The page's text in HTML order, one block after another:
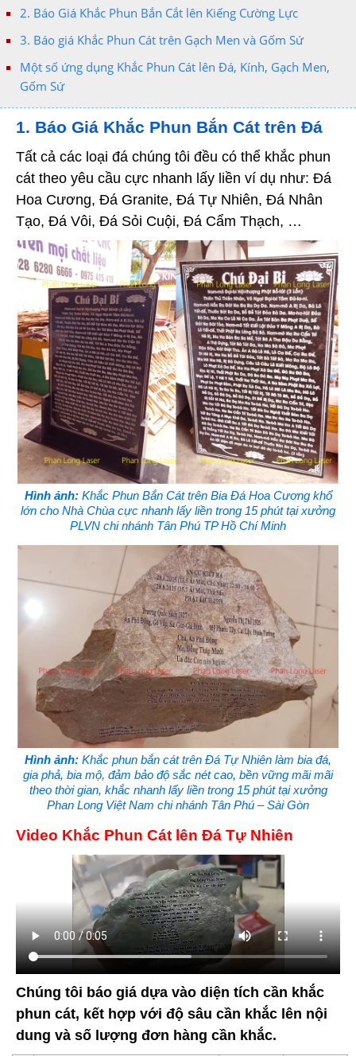
2. Báo Giá Khắc Phun Bắn Cắt lên Kiếng Cường Lực
3. Báo giá Khắc Phun Cát trên Gạch Men và Gốm Sứ
Một số ứng dụng Khắc Phun Cát lên Đá, Kính, Gạch Men,
Gốm Sứ
1. Báo Giá Khắc Phun Bắn Cát trên Đá
Tất cả các loại đá chúng tôi đều có thể khắc phun
cát theo yêu cầu cực nhanh lấy liền ví dụ như: Đá
Hoa Cương, Đá Granite, Đá Tự Nhiên, Đá Nhân
Tạo, Đá Vôi, Đá Sỏi Cuội, Đá Cẩm Thạch, …
Hình ảnh:Khắc Phun Bắn Cát trên Bia Đá Hoa Cương khổ
lớn cho Nhà Chùa cực nhanh lấy liền trong 15 phút tại xưởng
PLVN chi nhánh Tân Phú TP Hồ Chí Minh
Hình ảnh: Khắc phun bắn cát trên Đá Tự Nhiên làm bia đá,
gia phả, bia mộ, đảm bảo độ sắc nét cao, bền vững mãi mãi
theo thời gian, khắc nhanh lấy liền trong 15 phút tại xưởng
Phan Long Việt Nam chi nhánh Tân Phú – Sài Gòn
Video Khắc Phun Cát lên Đá Tự Nhiên
Chúng tôi báo giá dựa vào diện tích cần khắc
phun cát, kết hợp với độ sâu cần khắc lên nội
dung và số lượng đơn hàng cần khắc.